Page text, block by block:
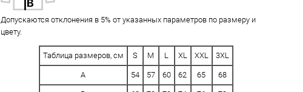
Допускаются отклонения в 5% от указанных параметров по размеру и
цвету.
Таблица размеров, см S M L XL XXL 3XL
A 54 57 60 62 65 68